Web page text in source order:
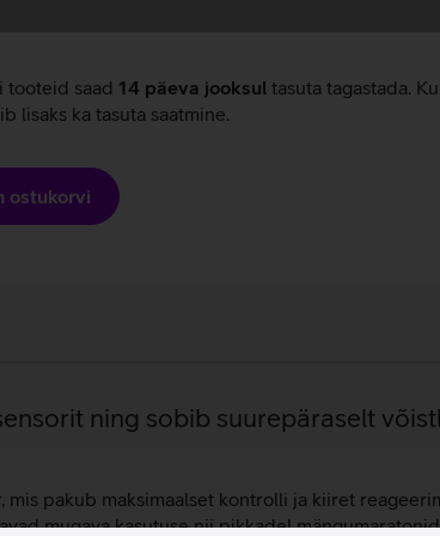
tooteid saad 14 päeva jooksul tasuta tagastada.
lisaks ka tasuta saatmine.
ostukorvi
ning sobib suurepäraselt
pakub maksimaalset kontrolli ja kiiret
mugava kasutuse nii pikkadel